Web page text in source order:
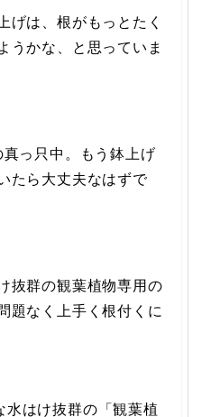
げは、根がもっとたく
うかな、と思っていま
っ只中。もう鉢上げ
たら大丈夫なはずで
抜群の観葉植物専用の
題なく上手く根付くに
水はけ抜群の「観葉植